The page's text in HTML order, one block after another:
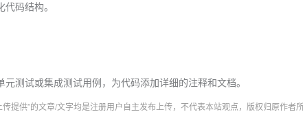
码结构。
测试或集成测试用例，为代码添加详细的注释和文档。
提供”的文章/文字均是注册用户自主发布上传，不代表本站观点，版权归原作者